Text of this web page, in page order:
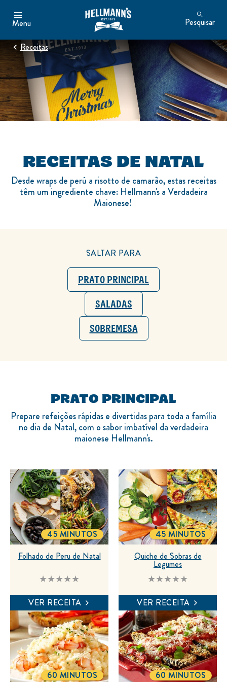
Menu Pesquisar
Receitas
RECEITAS DE NATAL
Desde wraps de perú a risotto de camarão, estas receitas
têm um ingrediente chave: Hellmann's a Verdadeira
Maionese!
SALTAR PARA
PRATO PRINCIPAL
SALADAS
SOBREMESA
PRATO PRINCIPAL
Prepare refeições rápidas e divertidas para toda a família
no dia de Natal, com o sabor imbatível da verdadeira
maionese Hellmann's.
Nenhuma
para
este
recipe
Folhado de Peru de Natal
TOTALTIME
45 MINUTOS
VER RECEITA
Nenhuma
para
este
recipe
Quiche de Sobras de
Legumes
TOTALTIME
45 MINUTOS
VER RECEITA
TOTALTIME
60 MINUTOS TOTALTIME
60 MINUTOS